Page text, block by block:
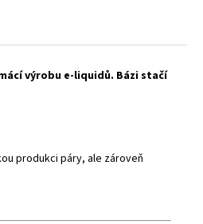
výrobu e-liquidů. Bázi stačí
produkci páry, ale zároveň